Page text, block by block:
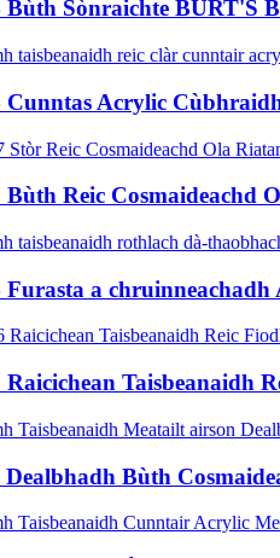
Bùth Sònraichte BURT'S
Cunntas Acrylic
Bùth Reic Cosmaideachd
Furasta a
Taisbeanaidh
Dealbhadh Bùth